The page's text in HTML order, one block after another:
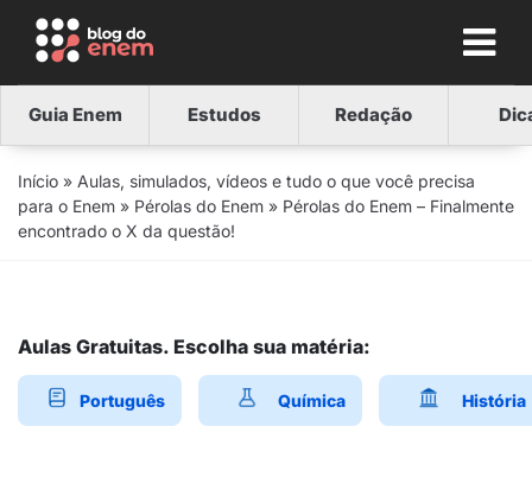
Guia Enem Estudos Redação
Início » Aulas, simulados, vídeos e tudo o que você precisa
para o Enem » Pérolas do Enem » Pérolas do Enem – Finalmente
encontrado o X da questão!
Aulas Gratuitas. Escolha sua matéria:
Português Química História